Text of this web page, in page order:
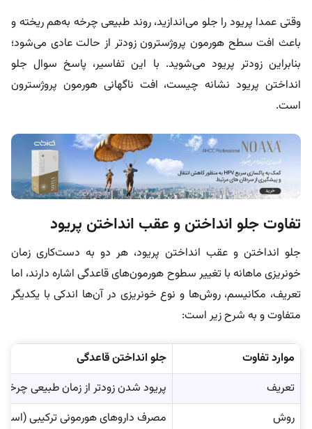
وقتی عمدا پریود را جلو می‌اندازید، روند طبیعی چرخه به‌هم ریخته و
باعث افت سطح هورمون پروژسترون زودتر از حالت عادی می‌شود؛
بنابراین زودتر پریود می‌شوید. با این تفاسیر، پاسخ ‌سوال جلو
انداختن پریود نشانه چیست، افت ناگهانی هورمون پروژسترون
است.
تفاوت جلو انداختن و عقب انداختن پریود
جلو انداختن و عقب انداختن پریود، هر دو به دست‌کاری زمان
خونریزی ماهانه با تغییر سطوح هورمون‌های قاعدگی اشاره دارند، اما
تعریف، مکانیسم، روش‌ها و نوع خونریزی در آن‌ها اندکی با یکدیگر
متفاوت و به شرح زیر است:
موارد تفاوت
جلو انداختن قاعدگی
تعریف
پریود شدن زودتر از زمان طبیعی
روش
مصرف داروهای هورمونی ترکیبی